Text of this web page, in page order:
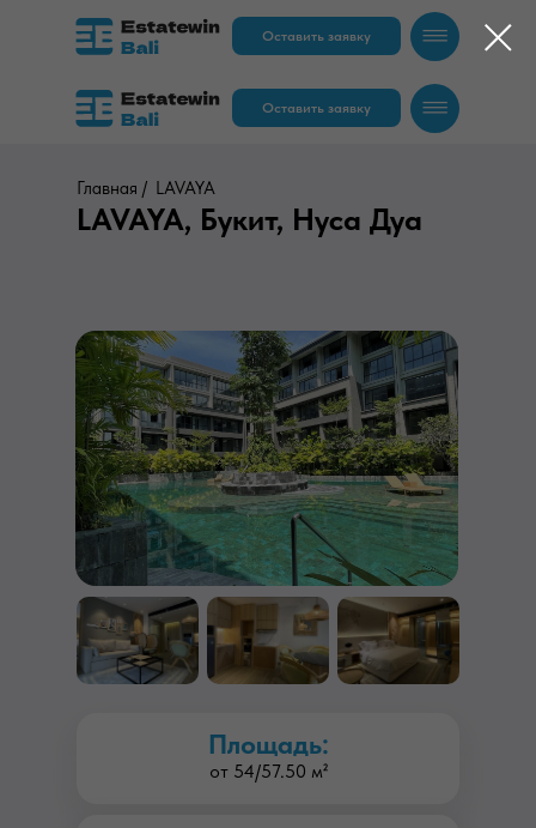
Оставить заявку
RU
Оставить заявку
Главная / LAVAYA
Площадь:
от 54/57.50 м²
LAVAYA, Букит, Нуса Дуа